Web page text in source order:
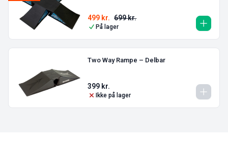
699kr.
499 kr.
På lager
Two Way Rampe – Delbar
399 kr.
Ikke på lager